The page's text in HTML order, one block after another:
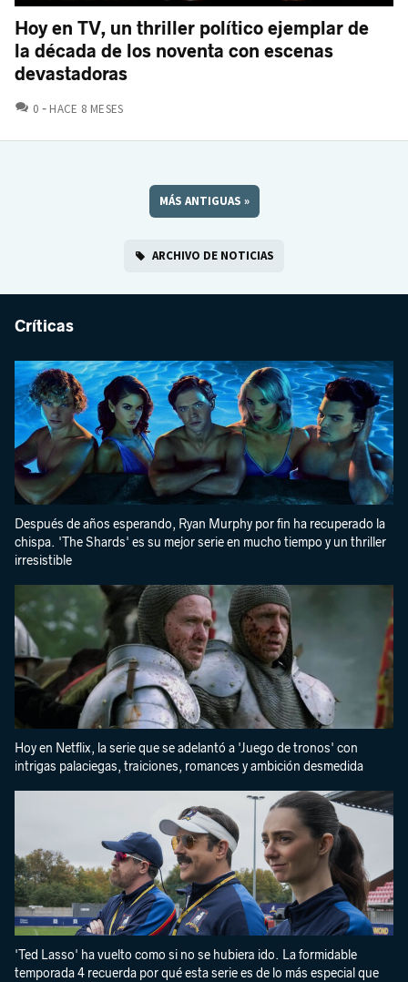
Hoy en TV, un thriller político ejemplar de
la década de los noventa con escenas
devastadoras
0 COMENTARIOS
HACE 8 MESES
MÁS ANTIGUAS »
ARCHIVO DE NOTICIAS
Críticas
Después de años esperando, Ryan Murphy por fin ha recuperado la
chispa. 'The Shards' es su mejor serie en mucho tiempo y un thriller
irresistible
Hoy en Netflix, la serie que se adelantó a 'Juego de tronos' con
intrigas palaciegas, traiciones, romances y ambición desmedida
'Ted Lasso' ha vuelto como si no se hubiera ido. La formidable
temporada 4 recuerda por qué esta serie es de lo más especial que